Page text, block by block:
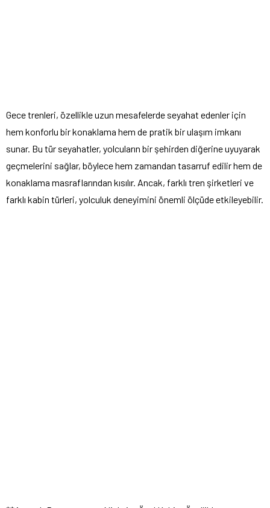
Gece trenleri, özellikle uzun mesafelerde seyahat edenler için
hem konforlu bir konaklama hem de pratik bir ulaşım imkanı
sunar. Bu tür seyahatler, yolcuların bir şehirden diğerine uyuyarak
geçmelerini sağlar, böylece hem zamandan tasarruf edilir hem de
konaklama masraflarından kısılır. Ancak, farklı tren şirketleri ve
farklı kabin türleri, yolculuk deneyimini önemli ölçüde etkileyebilir.